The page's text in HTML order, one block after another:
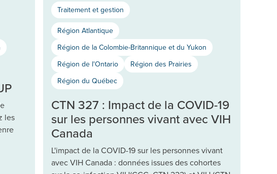
les
Traitement et gestion
Région Atlantique
Région de la Colombie-Britannique et du Yukon
Région de l'Ontario
Région des Prairies
Région du Québec
CTN 327 : Impact de la COVID-19
sur les personnes vivant avec VIH
Canada
L'impact de la COVID-19 sur les personnes vivant
avec VIH Canada : données issues des cohortes